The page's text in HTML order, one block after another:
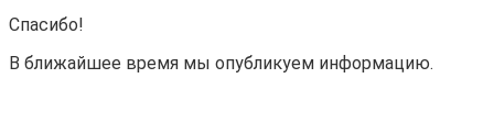
Спасибо!
В ближайшее время мы опубликуем информацию.